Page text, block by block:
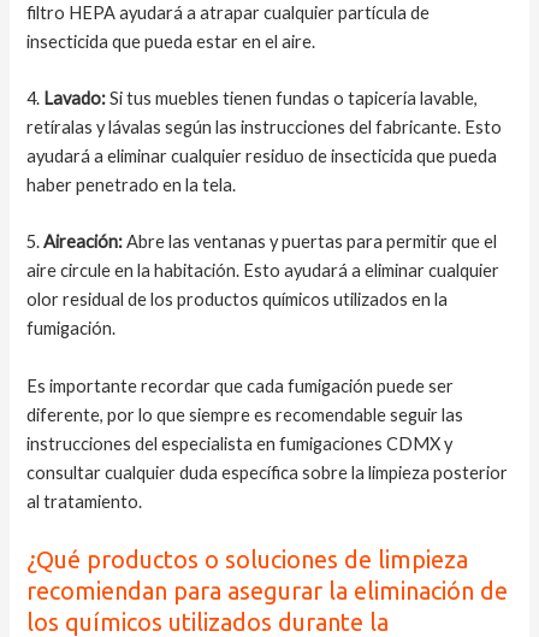
filtro HEPA ayudará a atrapar cualquier partícula de
insecticida que pueda estar en el aire.
4. Lavado:Si tus muebles tienen fundas o tapicería lavable,
retíralas y lávalas según las instrucciones del fabricante. Esto
ayudará a eliminar cualquier residuo de insecticida que pueda
haber penetrado en la tela.
5.Aireación:Abre las ventanas y puertas para permitir que el
aire circule en la habitación. Esto ayudará a eliminar cualquier
olor residual de los productos químicos utilizados en la
fumigación.
Es importante recordar que cada fumigación puede ser
diferente, por lo que siempre es recomendable seguir las
instrucciones del especialista en fumigaciones CDMX y
consultar cualquier duda específica sobre la limpieza posterior
al tratamiento.
¿Qué productos o soluciones de limpieza
recomiendan para asegurar la eliminación de
los químicos utilizados durante la